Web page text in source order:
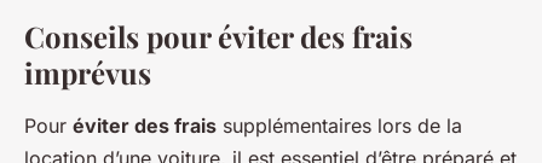
Conseils pour éviter des frais
imprévus
Pour éviter des frais supplémentaires lors de la
location d’une voiture, il est essentiel d’être préparé et